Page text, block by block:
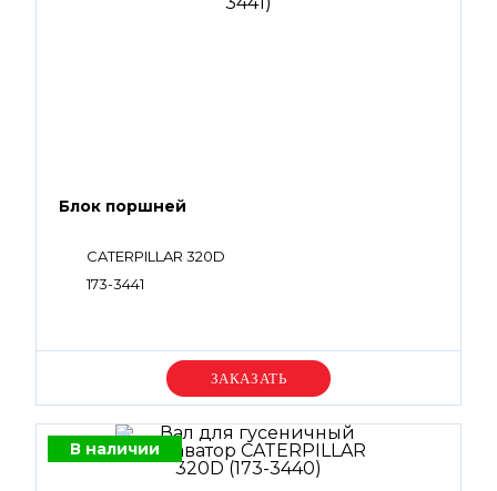
Блок поршней
CATERPILLAR 320D
173-3441
Уточняйте цену
В наличии